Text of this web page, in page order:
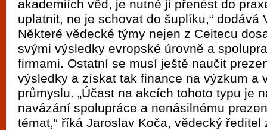
akademiích věd, je nutné ji přenést do
uplatnit, ne je schovat do šuplíku,“ dodává
Některé vědecké týmy nejen z Ceitecu
svými výsledky evropské úrovně a
firmami. Ostatní se musí ještě naučit
výsledky a získat tak finance na výzkum a
průmyslu. „Účast na akcích tohoto typu je
navázání spolupráce a nenásilnému
témat,“ říká Jaroslav Koča, vědecký ředitel